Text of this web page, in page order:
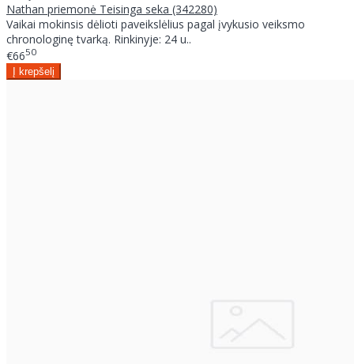
Nathan priemonė Teisinga seka (342280)
Vaikai mokinsis dėlioti paveikslėlius pagal įvykusio veiksmo
chronologinę tvarką. Rinkinyje: 24 u..
€6650